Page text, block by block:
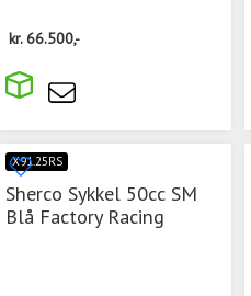
kr.66.500,-
X91.25RS
Sherco Sykkel 50cc SM
Blå Factory Racing